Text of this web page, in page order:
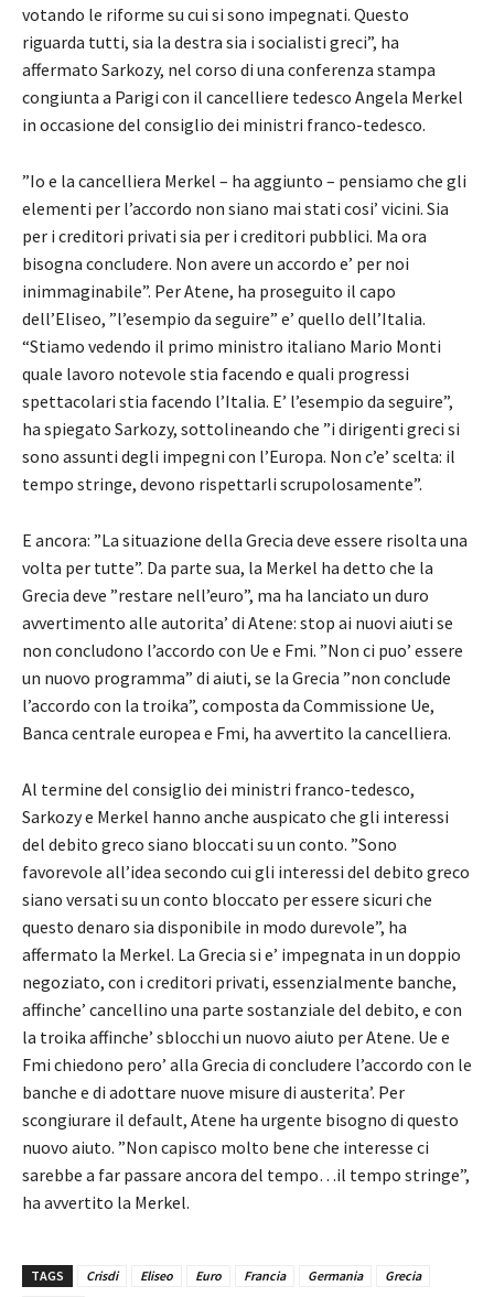
votando le riforme su cui si sono impegnati. Questo
riguarda tutti, sia la destra sia i socialisti greci”, ha
affermato Sarkozy, nel corso di una conferenza stampa
congiunta a Parigi con il cancelliere tedesco Angela Merkel
in occasione del consiglio dei ministri franco-tedesco.
”Io e la cancelliera Merkel – ha aggiunto – pensiamo che gli
elementi per l’accordo non siano mai stati cosi’ vicini. Sia
per i creditori privati sia per i creditori pubblici. Ma ora
bisogna concludere. Non avere un accordo e’ per noi
inimmaginabile”. Per Atene, ha proseguito il capo
dell’Eliseo, ”l’esempio da seguire” e’ quello dell’Italia.
“Stiamo vedendo il primo ministro italiano Mario Monti
quale lavoro notevole stia facendo e quali progressi
spettacolari stia facendo l’Italia. E’ l’esempio da seguire”,
ha spiegato Sarkozy, sottolineando che ”i dirigenti greci si
sono assunti degli impegni con l’Europa. Non c’e’ scelta: il
tempo stringe, devono rispettarli scrupolosamente”.
E ancora: ”La situazione della Grecia deve essere risolta una
volta per tutte”. Da parte sua, la Merkel ha detto che la
Grecia deve ”restare nell’euro”, ma ha lanciato un duro
avvertimento alle autorita’ di Atene: stop ai nuovi aiuti se
non concludono l’accordo con Ue e Fmi. ”Non ci puo’ essere
un nuovo programma” di aiuti, se la Grecia ”non conclude
l’accordo con la troika”, composta da Commissione Ue,
Banca centrale europea e Fmi, ha avvertito la cancelliera.
Al termine del consiglio dei ministri franco-tedesco,
Sarkozy e Merkel hanno anche auspicato che gli interessi
del debito greco siano bloccati su un conto. ”Sono
favorevole all’idea secondo cui gli interessi del debito greco
siano versati su un conto bloccato per essere sicuri che
questo denaro sia disponibile in modo durevole”, ha
affermato la Merkel. La Grecia si e’ impegnata in un doppio
negoziato, con i creditori privati, essenzialmente banche,
affinche’ cancellino una parte sostanziale del debito, e con
la troika affinche’ sblocchi un nuovo aiuto per Atene. Ue e
Fmi chiedono pero’ alla Grecia di concludere l’accordo con le
banche e di adottare nuove misure di austerita’. Per
scongiurare il default, Atene ha urgente bisogno di questo
nuovo aiuto. ”Non capisco molto bene che interesse ci
sarebbe a far passare ancora del tempo…il tempo stringe”,
ha avvertito la Merkel.
TAGS Crisdi Eliseo Euro Francia Germania Grecia